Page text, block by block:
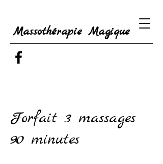
Massothérapie Magique
Forfait 3 massages
90 minutes